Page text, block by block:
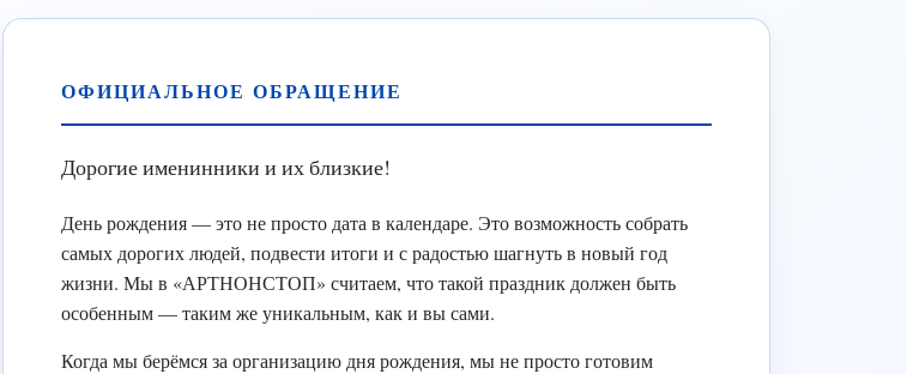
ОФИЦИАЛЬНОЕ ОБРАЩЕНИЕ
Дорогие именинники и их близкие!
День рождения — это не просто дата в календаре. Это возможность собрать
самых дорогих людей, подвести итоги и с радостью шагнуть в новый год
жизни. Мы в «АРТНОНСТОП» считаем, что такой праздник должен быть
особенным — таким же уникальным, как и вы сами.
Когда мы берёмся за организацию дня рождения, мы не просто готовим